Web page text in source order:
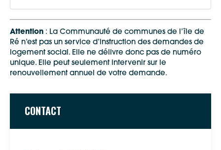
CONTACT
les
logements PLUS
, financés par le Prêt locatif à
usage social, correspondent aux locations HLM
(habitation à loyer modéré),
les logements PLS, financés par le Prêt locatif social,
leslogements PLI, financés par le Prêt locatif
locations les plus « sociales » et
à se loger dans le parc privé.
Attention : La Communauté de communes de l’île de
Ré n’est pas un service d’instruction des demandes de
logement social. Elle ne délivre donc pas de numéro
unique. Elle peut seulement intervenir sur le
renouvellement annuel de votre demande.